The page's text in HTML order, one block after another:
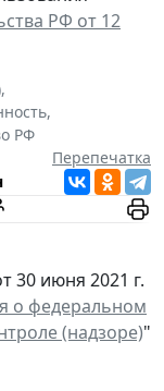
РФ от 12
,
,
РФ
Перепечатка
30 июня 2021 г.
о федеральном
(надзоре)"